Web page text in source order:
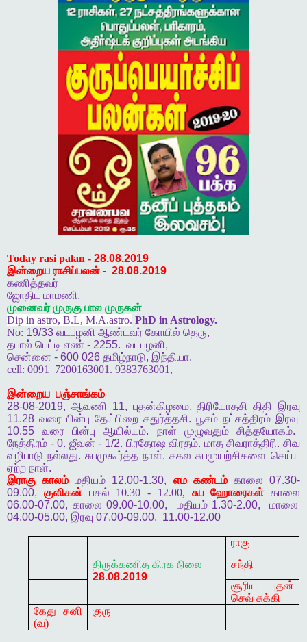
Today rasi palan - 28.08.2019
இன்றைய ராசிப்பலன் - 28.08.2019
கணித்தவர்
ஜோதிட
மாமணி,
முனைவர் முருகு பால முருகன்
Dip in astro, B.L, M.A.astro. PhD in Astrology.
No: 19/33 வடபழனி ஆண்டவர் கோயில் தெரு,
தபால் பெட்டி எண் - 2255. வடபழனி,
சென்னை - 600 026 தமிழ்நாடு, இந்தியா.
cell: 0091 7200163001. 9383763001,
இன்றைய பஞ்சாங்கம்
28-08-2019, ஆவணி 11, புதன்கிழமை,திரியோதசி திதி
இரவு
11.28 வரை பின்பு தேய்பிறை சதுர்த்தசி. பூசம் நட்சத்திரம் இரவு
10.55வரை பின்பு ஆயில்யம். நாள் முழுவதும் சித்தயோகம்.
நேத்திரம் - 0. ஜீவன் - 1/2. பிரதோஷ விரதம். மாத சிவராத்திரி.சிவ
வழிபாடு நல்லது. சுபமுகூர்த்த நாள். சகல சுபமுயற்சிகளை செய்ய
ஏற்ற நாள்.
இராகு காலம் மதியம் 12.00-1.30, எம கண்டம் காலை 07.30-
09.00, குளிகன்பகல் 10.30 - 12.00, சுப ஹோரைகள் காலை
06.00-07.00, காலை 09.00-10.00, மதியம்1.30-2.00,
மாலை
04.00-05.00, இரவு 07.00-09.00, 11.00-12.00
ராகு
திருக்கணித கிரக நிலை
28.08.2019
சந்தி
சூரிய புதன்
செவ் சுக்கி
கேது சனி
(வ)
குரு